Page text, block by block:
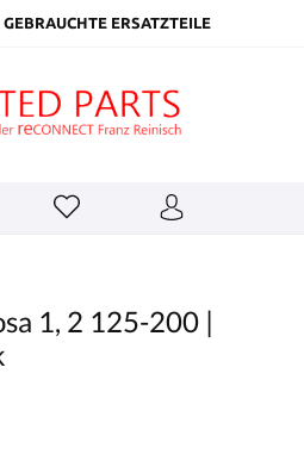
ERSATZTEILE
1, 2 125-200 |